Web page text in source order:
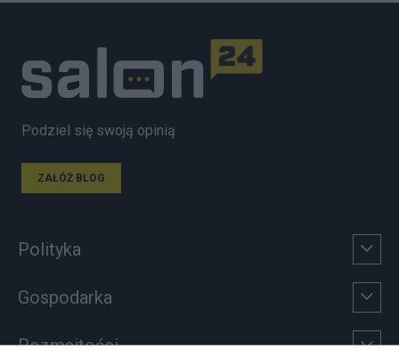
Podziel się swoją opinią
ZAŁÓŻ BLOG
Polityka
Gospodarka
Rozmaitości